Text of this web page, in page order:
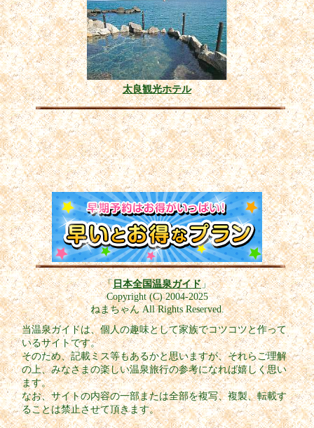
太良観光ホテル
「日本全国温泉ガイド」
Copyright (C) 2004-2025
ねまちゃん All Rights Reserved.
当温泉ガイドは、個人の趣味として家族でコツコツと作って
いるサイトです。
そのため、記載ミス等もあるかと思いますが、それらご理解
の上、みなさまの楽しい温泉旅行の参考になれば嬉しく思い
ます。
なお、サイトの内容の一部または全部を複写、複製、転載す
ることは禁止させて頂きます。